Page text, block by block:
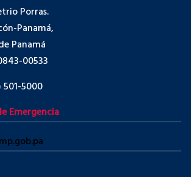
Porras.
Panamá,
Panamá
00533
501-5000
Emergencia